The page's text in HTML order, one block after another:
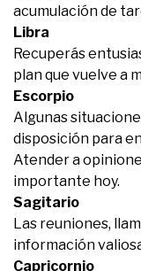
acumulación de
Libra
Recuperás
plan que vuelve a
Escorpio
Algunas
disposición para
Atender a
importante hoy.
Sagitario
Las reuniones,
información
Capricornio